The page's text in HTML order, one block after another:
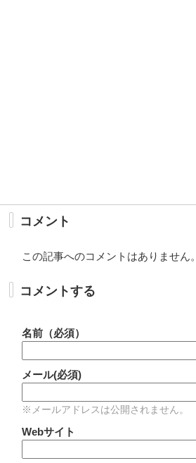
コメント
この記事へのコメントはありません。
コメントする
名前（必須）
メール(必須)
※メールアドレスは公開されません。
Webサイト